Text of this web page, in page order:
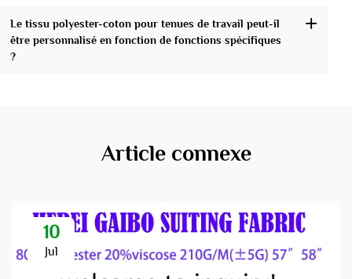
Le tissu polyester-coton pour tenues de travail peut-il
être personnalisé en fonction de fonctions spécifiques
?
Article connexe
10
Jul